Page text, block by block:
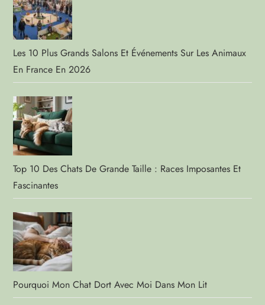
Les 10 Plus Grands Salons Et Événements Sur Les Animaux
En France En 2026
Top 10 Des Chats De Grande Taille : Races Imposantes Et
Fascinantes
Pourquoi Mon Chat Dort Avec Moi Dans Mon Lit